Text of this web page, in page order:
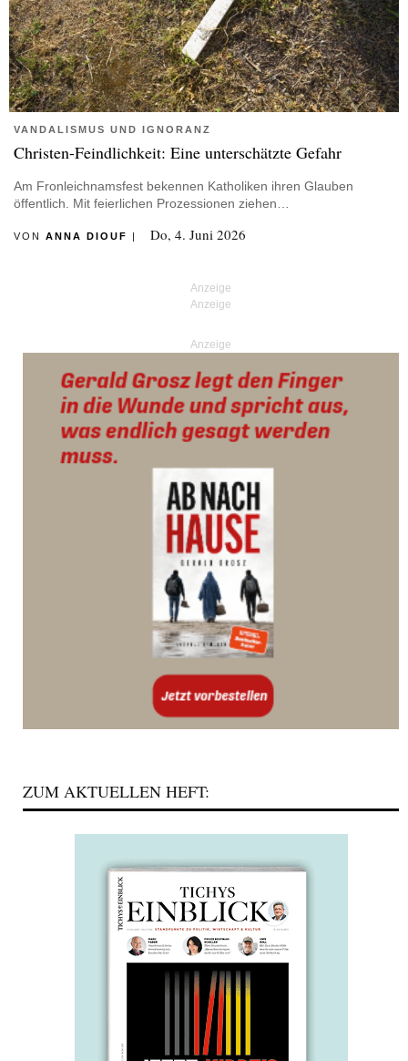
VANDALISMUS UND IGNORANZ
Christen-Feindlichkeit: Eine unterschätzte Gefahr
Am Fronleichnamsfest bekennen Katholiken ihren Glauben
öffentlich. Mit feierlichen Prozessionen ziehen…
VON ANNA DIOUF | Do, 4. Juni 2026
Anzeige
ZUM AKTUELLEN HEFT: